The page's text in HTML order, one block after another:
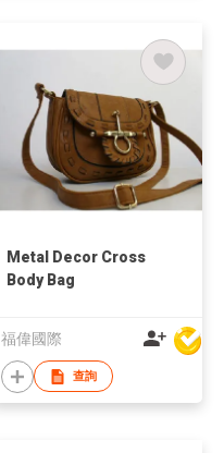
Metal Decor Cross
Body Bag
福偉國際
查詢